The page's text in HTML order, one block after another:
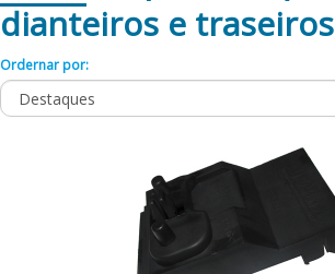
dianteiros e traseiros
Ordernar por: